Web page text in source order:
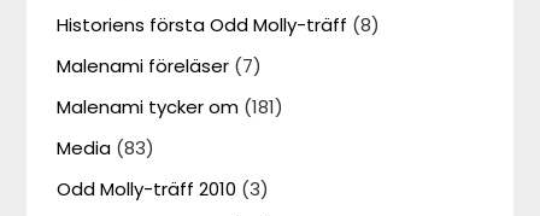
Historiens första Odd Molly-träff (8)
Malenami föreläser (7)
Malenami tycker om (181)
Media (83)
Odd Molly-träff 2010 (3)